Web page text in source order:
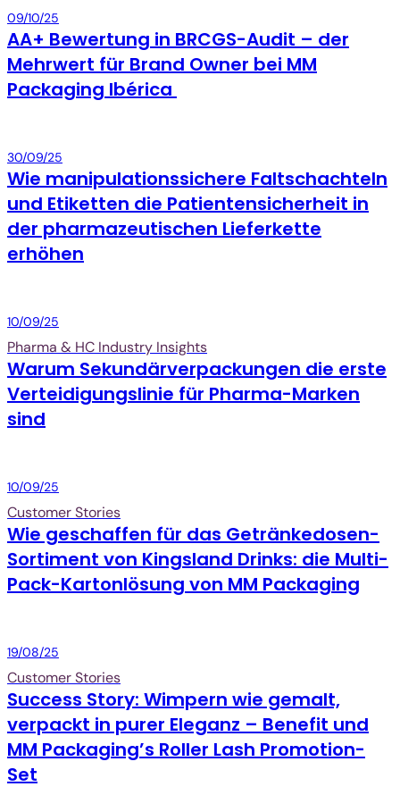
Packaging
09/10/25
AA+ Bewertung in BRCGS-Audit – der
Mehrwert für Brand Owner bei MM
Packaging Ibérica
Packaging
30/09/25
Wie manipulationssichere Faltschachteln
und Etiketten die Patientensicherheit in
der pharmazeutischen Lieferkette
erhöhen
Packaging
10/09/25
Pharma & HC Industry Insights
Warum Sekundärverpackungen die erste
Verteidigungslinie für Pharma-Marken
sind
Packaging
10/09/25
Customer Stories
Wie geschaffen für das Getränkedosen-
Sortiment von Kingsland Drinks: die Multi-
Pack-Kartonlösung von MM Packaging
Packaging
19/08/25
Customer Stories
Success Story: Wimpern wie gemalt,
verpackt in purer Eleganz – Benefit und
MM Packaging’s Roller Lash Promotion-
Set